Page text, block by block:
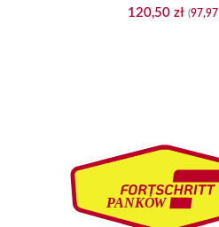
120,50 zł (97,97